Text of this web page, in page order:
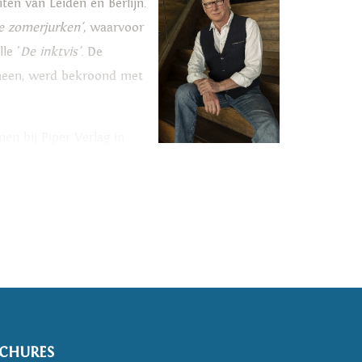
van Leiden en Berlijn.
zomerjurken', waarvoor
'De inktvis'. De
werd bekroond met
Duitsland, Frankrijk en